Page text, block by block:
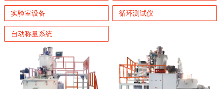
实验室设备 循环测试仪
自动称量系统